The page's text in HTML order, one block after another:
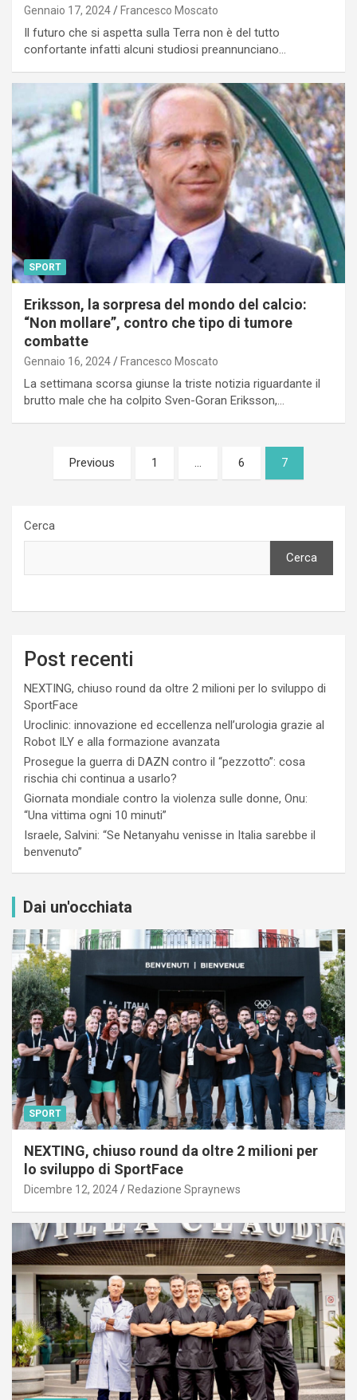
Gennaio 17, 2024 Francesco Moscato
Il futuro che si aspetta sulla Terra non è del tutto
confortante infatti alcuni studiosi preannunciano…
SPORT
Eriksson, la sorpresa del mondo del calcio:
“Non mollare”, contro che tipo di tumore
combatte
Gennaio 16, 2024 Francesco Moscato
La settimana scorsa giunse la triste notizia riguardante il
brutto male che ha colpito Sven-Goran Eriksson,…
Paginazione
degli
Previous 1 … 6 7
Cerca
Cerca
Post recenti
NEXTING, chiuso round da oltre 2 milioni per lo sviluppo di
SportFace
Uroclinic: innovazione ed eccellenza nell’urologia grazie al
Robot ILY e alla formazione avanzata
Prosegue la guerra di DAZN contro il “pezzotto”: cosa
rischia chi continua a usarlo?
Giornata mondiale contro la violenza sulle donne, Onu:
“Una vittima ogni 10 minuti”
Israele, Salvini: “Se Netanyahu venisse in Italia sarebbe il
benvenuto”
Dai un'occhiata
SPORT
NEXTING, chiuso round da oltre 2 milioni per
lo sviluppo di SportFace
Dicembre 12, 2024 Redazione Spraynews